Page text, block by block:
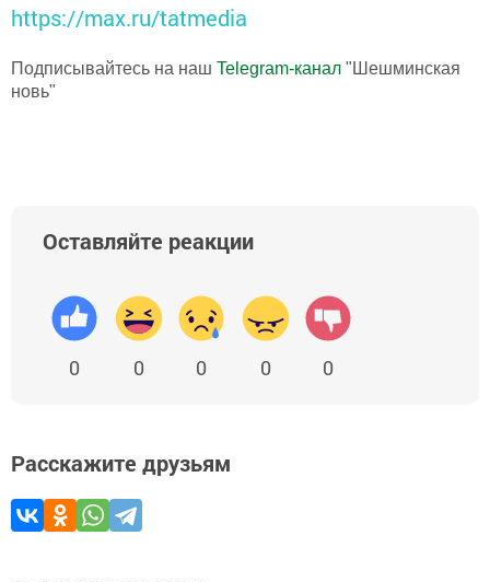
https://max.ru/tatmedia
Подписывайтесь на наш Telegram-канал "Шешминская
новь"
Оставляйте реакции
0 0 0 0 0
Расскажите друзьям